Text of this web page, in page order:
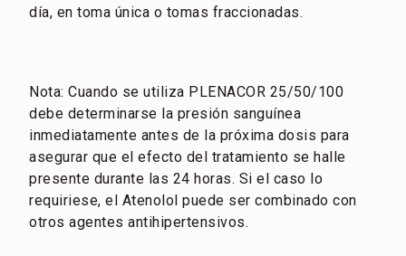
día, en toma única o tomas fraccionadas.
Nota: Cuando se utiliza PLENACOR 25/50/100
debe determinarse la presión sanguínea
inmediatamente antes de la próxima dosis para
asegurar que el efecto del tratamiento se halle
presente durante las 24 horas. Si el caso lo
requiriese, el Atenolol puede ser combinado con
otros agentes antihipertensivos.